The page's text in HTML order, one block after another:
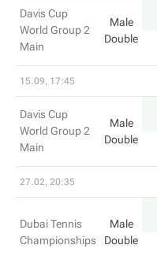
Davis Cup
World Group 2
Main
Male
Double
15.09, 17:45
Davis Cup
World Group 2
Main
Male
Double
27.02, 20:35
Dubai Tennis
Championships
Male
Double